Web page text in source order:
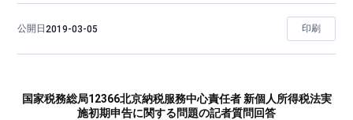
公開日2019-03-05 印刷
国家税務総局12366北京納税服務中心責任者 新個人所得税法実
施初期申告に関する問題の記者質問回答